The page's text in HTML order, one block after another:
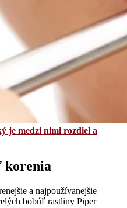
je medzi nimi rozdiel a
korenia
a najpoužívanejšie
bobúľ rastliny Piper